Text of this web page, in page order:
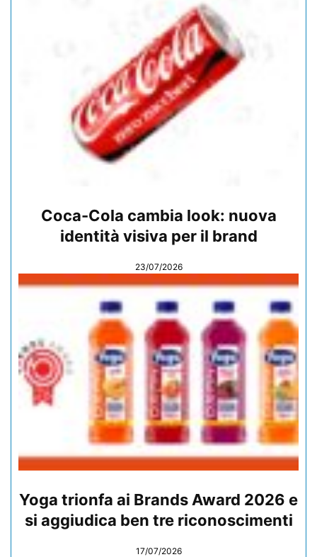
Coca-Cola cambia look: nuova
identità visiva per il brand
23/07/2026
Yoga trionfa ai Brands Award 2026 e
si aggiudica ben tre riconoscimenti
17/07/2026